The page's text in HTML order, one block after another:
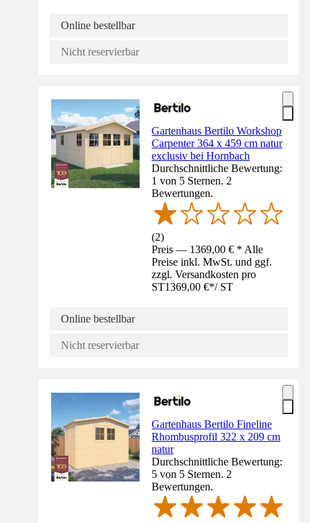
Online bestellbar
Nicht reservierbar
Gartenhaus Bertilo Workshop
Carpenter 364 x 459 cm natur
exclusiv bei Hornbach
Durchschnittliche Bewertung:
1 von 5 Sternen. 2
Bewertungen.
(2)
Preis — 1369,00 € * Alle
Preise inkl. MwSt. und ggf.
zzgl. Versandkosten pro
ST1369,00 €*/ ST
Online bestellbar
Nicht reservierbar
Gartenhaus Bertilo Fineline
Rhombusprofil 322 x 209 cm
natur
Durchschnittliche Bewertung:
5 von 5 Sternen. 2
Bewertungen.